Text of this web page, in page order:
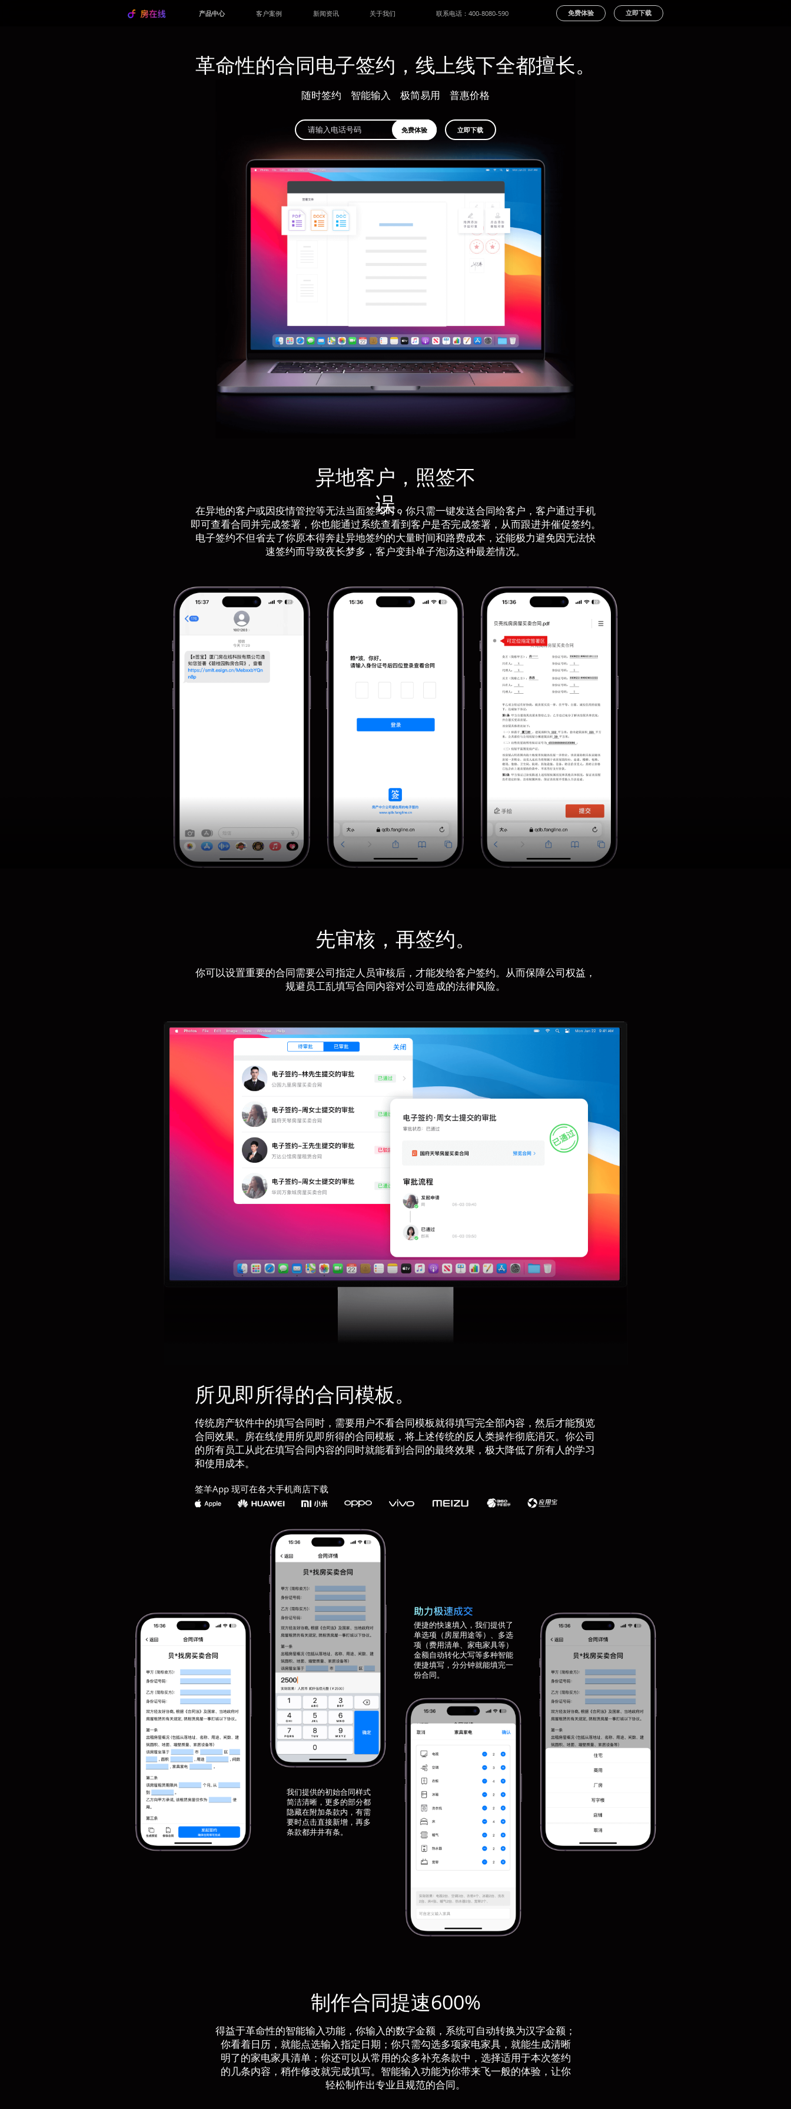
产品中心 客户案例 新闻资讯 关于我们 联系电话：400-8080-590 免费体验 立即下载
革命性的合同电子签约，线上线下全都擅长。
随时签约 智能输入 极简易用 普惠价格
免费体验 立即下载
异地客户，照签不
误。
在异地的客户或因疫情管控等无法当面签约时，你只需一键发送合同给客户，客户通过手机
即可查看合同并完成签署，你也能通过系统查看到客户是否完成签署，从而跟进并催促签约。
电子签约不但省去了你原本得奔赴异地签约的大量时间和路费成本，还能极力避免因无法快
速签约而导致夜长梦多，客户变卦单子泡汤这种最差情况。
先审核，再签约。
你可以设置重要的合同需要公司指定人员审核后，才能发给客户签约。从而保障公司权益，
规避员工乱填写合同内容对公司造成的法律风险。
所见即所得的合同模板。
传统房产软件中的填写合同时，需要用户不看合同模板就得填写完全部内容，然后才能预览
合同效果。房在线使用所见即所得的合同模板，将上述传统的反人类操作彻底消灭。你公司
的所有员工从此在填写合同内容的同时就能看到合同的最终效果，极大降低了所有人的学习
和使用成本。
签羊App 现可在各大手机商店下载
我们提供的初始合同样式
简洁清晰，更多的部分都
隐藏在附加条款内，有需
要时点击直接新增，再多
条款都井井有条。
便捷的快速填入，我们提供了
单选项（房屋用途等）、多选
项（费用清单、家电家具等）
金额自动转化大写等多种智能
便捷填写，分分钟就能填完一
份合同。
制作合同提速600%
得益于革命性的智能输入功能，你输入的数字金额，系统可自动转换为汉字金额；
你看着日历，就能点选输入指定日期；你只需勾选多项家电家具，就能生成清晰
明了的家电家具清单；你还可以从常用的众多补充条款中，选择适用于本次签约
的几条内容，稍作修改就完成填写。智能输入功能为你带来飞一般的体验，让你
轻松制作出专业且规范的合同。